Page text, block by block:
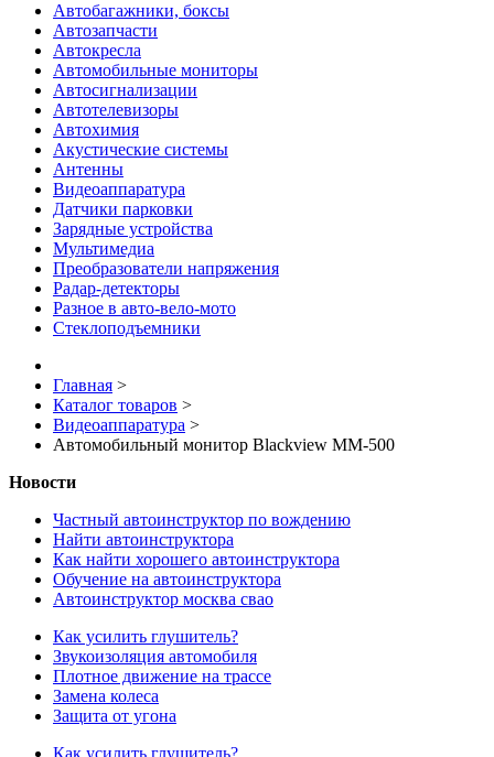
Автобагажники, боксы
Автозапчасти
Автокресла
Автомобильные мониторы
Автосигнализации
Автотелевизоры
Автохимия
Акустические системы
Антенны
Видеоаппаратура
Датчики парковки
Зарядные устройства
Мультимедиа
Преобразователи напряжения
Радар-детекторы
Разное в авто-вело-мото
Стеклоподъемники
Главная >
Каталог товаров >
Видеоаппаратура >
Автомобильный монитор Blackview MM-500
Новости
Частный автоинструктор по вождению
Найти автоинструктора
Как найти хорошего автоинструктора
Обучение на автоинструктора
Автоинструктор москва свао
Как усилить глушитель?
Звукоизоляция автомобиля
Плотное движение на трассе
Замена колеса
Защита от угона
Как усилить глушитель?